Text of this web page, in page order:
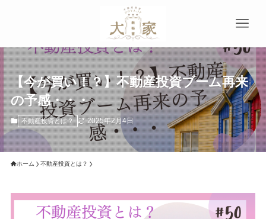
【今が買い！？】不動産投資ブーム再来
の予感・・・
不動産投資とは？ 2025年2月4日
ホーム 不動産投資とは？